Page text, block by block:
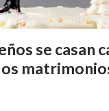
se casan